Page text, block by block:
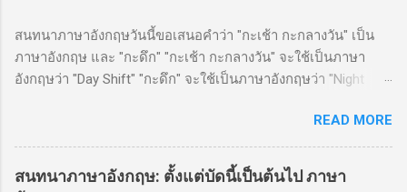
สนทนาภาษาอังกฤษวันนี้ขอเสนอคำว่า "กะเช้า กะกลางวัน" เป็น
ภาษาอังกฤษ และ "กะดึก" "กะเช้า กะกลางวัน" จะใช้เป็นภาษา
อังกฤษว่า "Day Shift" "กะดึก" จะใช้เป็นภาษาอังกฤษว่า "Night
home by 6:00 โอเค ฉันทำงานกะเช้า วันนี้สามารถกลับถึงบ้าน 6
โมงได้ Well, Jack works the night shift here. อ่อ แจ็คทำงานกะ
READ MORE
สนทนาภาษาอังกฤษ: ตั้งแต่บัดนี้เป็นต้นไป ภาษา